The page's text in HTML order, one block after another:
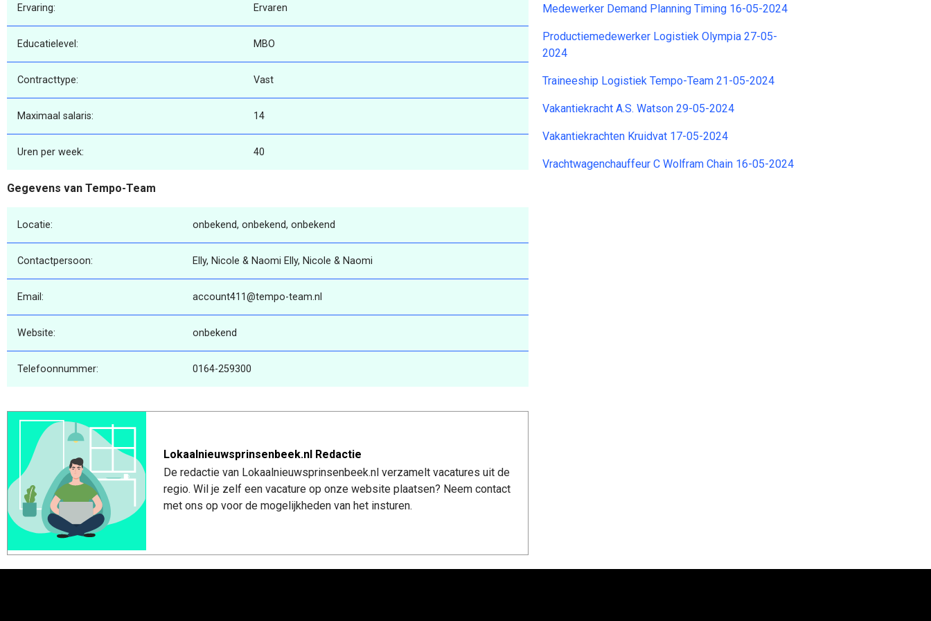
Ervaring: Ervaren
Educatielevel: MBO
Contracttype: Vast
Maximaal salaris: 14
Uren per week: 40
Gegevens van Tempo-Team
Locatie: onbekend, onbekend, onbekend
Contactpersoon: Elly, Nicole & Naomi Elly, Nicole & Naomi
Email: account411@tempo-team.nl
Website: onbekend
Telefoonnummer: 0164-259300
Lokaalnieuwsprinsenbeek.nl Redactie
De redactie van Lokaalnieuwsprinsenbeek.nl verzamelt vacatures uit de
regio. Wil je zelf een vacature op onze website plaatsen? Neem contact
met ons op voor de mogelijkheden van het insturen.
Medewerker Demand Planning Timing 16-05-2024
Productiemedewerker Logistiek Olympia 27-05-
2024
Traineeship Logistiek Tempo-Team 21-05-2024
Vakantiekracht A.S. Watson 29-05-2024
Vakantiekrachten Kruidvat 17-05-2024
Vrachtwagenchauffeur C Wolfram Chain 16-05-2024